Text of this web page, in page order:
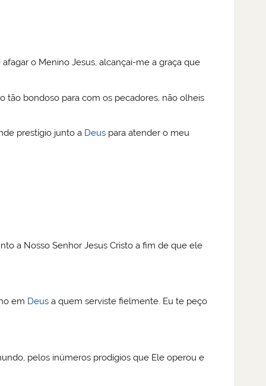
o Menino Jesus, alcançai-me a graça que
tão bondoso para com os pecadores, não olheis
prestígio junto a Deus para atender o meu
a Nosso Senhor Jesus Cristo a fim de que ele
em Deus a quem serviste fielmente. Eu te peço
pelos inúmeros prodígios que Ele operou e